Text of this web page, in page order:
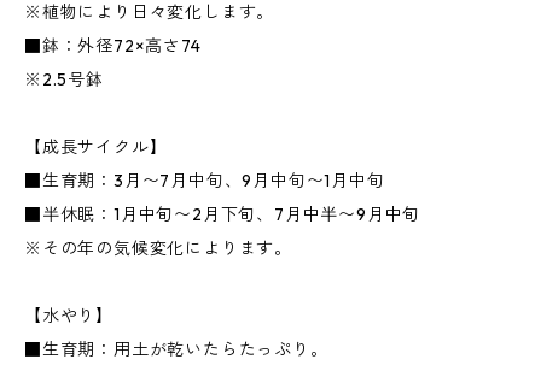
※植物により日々変化します。
■鉢：外径72×高さ74
※2.5号鉢
【成長サイクル】
■生育期：3月〜7月中旬、9月中旬〜1月中旬
■半休眠：1月中旬〜2月下旬、7月中半〜9月中旬
※その年の気候変化によります。
【水やり】
■生育期：用土が乾いたらたっぷり。